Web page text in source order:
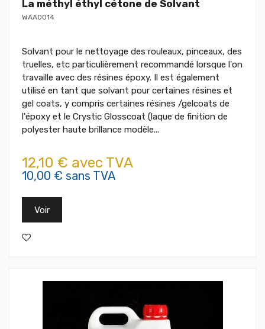
La méthyl éthyl cétone de Solvant
WAA0014
Solvant pour le nettoyage des rouleaux, pinceaux, des
truelles, etc particulièrement recommandé lorsque l'on
travaille avec des résines époxy. Il est également
utilisé en tant que solvant pour certaines résines et
gel coats, y compris certaines résines /gelcoats de
l'époxy et le Crystic Glosscoat (laque de finition de
polyester haute brillance modèle...
12,10 € avec TVA
10,00 € sans TVA
Voir